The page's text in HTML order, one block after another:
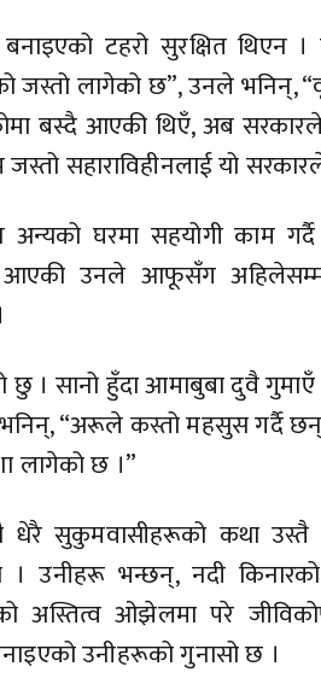
टहरो सुरक्षित थिएन
जस्तो लागेको छ”, उनले भनिन्,
बस्दै आएकी थिएँ, अब
सहाराविहीनलाई यो
अन्यको घरमा सहयोगी काम
आएकी उनले आफूसँग
। सानो हुँदा आमाबुबा दुवै
“अरूले कस्तो महसुस गर्दै
लागेको छ ।”
धेरै सुकुमवासीहरूको कथा
। उनीहरू भन्छन्, नदी
अस्तित्व ओझेलमा परे
उनीहरूको गुनासो छ ।